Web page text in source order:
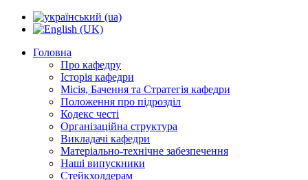
Головна
Про кафедру
Історія кафедри
Місія, Бачення та Стратегія кафедри
Положення про підрозділ
Кодекс честі
Організаційна структура
Викладачі кафедри
Матеріально-технічне забезпечення
Наші випускники
Стейкхолдерам